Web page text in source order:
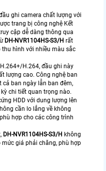
ghi camera chất lượng với
trang bị công nghệ Kết
cập dễ dàng thông qua
DH-NVR1104HS-S3/H rất
thu hình với nhiều màu sắc
H.264, đầu ghi này
lượng cao. Công nghệ ban
ban ngày lẫn ban đêm,
chi tiết quan trọng nào.
HDD với dung lượng lên
cần lo lắng về không
hợp cho các công trình
DH-NVR1104HS-S3/H không
giá phải chăng, phù hợp